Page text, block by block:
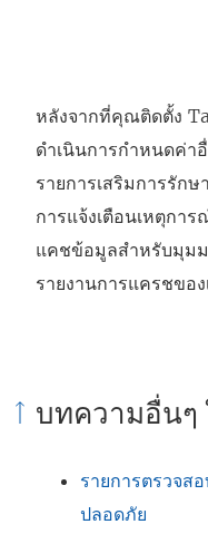
หลังจากที่คุณติดตั้ง
ดำเนินการกำหนดค่า
รายการเสริมการรัก
การแจ้งเตือนเหตุกา
แคชข้อมูลสำหรับมุม
รายงานการแครชของ
บทความอื่นๆ
รายการตรวจส
ปลอดภัย